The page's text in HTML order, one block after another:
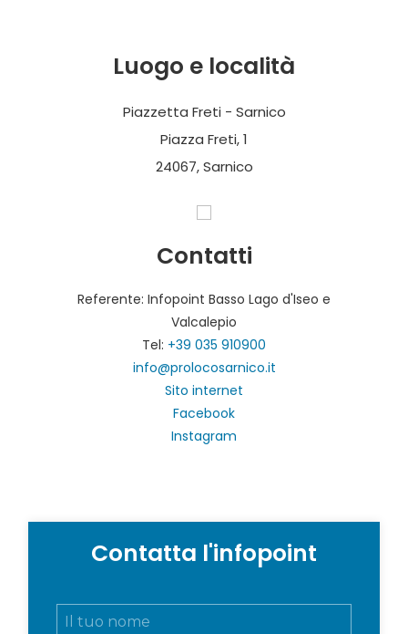
Luogo e località
Piazzetta Freti - Sarnico
Piazza Freti, 1
24067, Sarnico
Contatti
Referente: Infopoint Basso Lago d'Iseo e
Valcalepio
Tel: +39 035 910900
info@prolocosarnico.it
Sito internet
Facebook
Instagram
Contatta l'infopoint
N